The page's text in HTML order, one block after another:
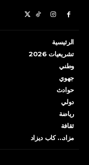
الرئيسية
تشريعيات 2026
وطني
جهوي
حوادث
دولي
رياضة
ثقافة
مزاد… كاب ديزاد